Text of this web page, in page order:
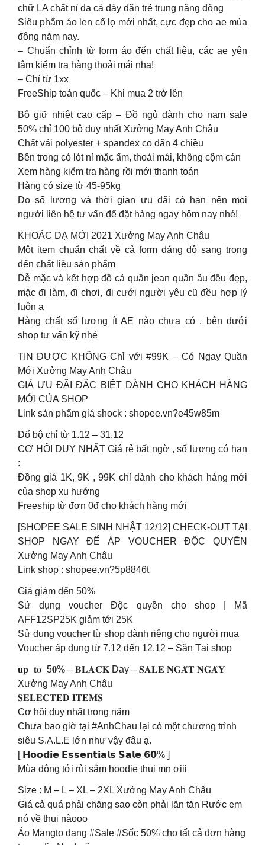
chữ LA chất nỉ da cá dày dặn trẻ trung năng động
Siêu phẩm áo len cổ lọ mới nhất, cực đẹp cho ae mùa
đông năm nay.
– Chuẩn chỉnh từ form áo đến chất liệu, các ae yên
tâm kiểm tra hàng thoải mái nha!
– Chỉ từ 1xx
FreeShip toàn quốc – Khi mua 2 trở lên
Bộ giữ nhiệt cao cấp – Đồ ngủ dành cho nam sale
50% chỉ 100 bộ duy nhất Xưởng May Anh Châu
Chất vải polyester + spandex co dãn 4 chiều
Bên trong có lót nỉ mặc ấm, thoải mái, không cộm cán
Xem hàng kiểm tra hàng rồi mới thanh toán
Hàng có size từ 45-95kg
Do số lượng và thời gian ưu đãi có hạn nên mọi
người liên hệ tư vấn để đặt hàng ngay hôm nay nhé!
KHOÁC DẠ MỚI 2021 Xưởng May Anh Châu
Một item chuẩn chất về cả form dáng độ sang trọng
đến chất liệu sản phẩm
Dễ mặc và kết hợp đồ cả quần jean quần âu đều đẹp,
mặc đi làm, đi chơi, đi cưới người yêu cũ đều hợp lý
luôn ạ
Hàng chất số lượng ít AE nào chưa có . bên dưới
shop tư vấn kỹ nhé
TIN ĐƯỢC KHÔNG Chỉ với #99K – Có Ngay Quần
Mới Xưởng May Anh Châu
GIÁ ƯU ĐÃI ĐẶC BIỆT DÀNH CHO KHÁCH HÀNG
MỚI CỦA SHOP
Link sản phẩm giá shock : shopee.vn?e45w85m
Đổ bộ chỉ từ 1.12 – 31.12
CƠ HỘI DUY NHẤT Giá rẻ bất ngờ , số lượng có hạn
:
Đồng giá 1K, 9K , 99K chỉ dành cho khách hàng mới
của shop xu hướng
Freeship từ đơn 0đ cho khách hàng mới
[SHOPEE SALE SINH NHẬT 12/12] CHECK-OUT TẠI
SHOP NGAY ĐỂ ÁP VOUCHER ĐỘC QUYỀN
Xưởng May Anh Châu
Link shop : shopee.vn?5p8846t
Giá giảm đến 50%
Sử dụng voucher Độc quyền cho shop | Mã
AFF12SP25K giảm tới 25K
Sử dụng voucher từ shop dành riêng cho người mua
Voucher áp dụng từ 7.12 đến 12.12 – Săn Tại shop
𝐮𝐩_𝐭𝐨_5𝟎% – 𝐁𝐋𝐀𝐂𝐊 Day – 𝐒𝐀𝐋𝐄 𝐍𝐆𝐀̂́𝐓 𝐍𝐆𝐀̂𝐘
Xưởng May Anh Châu
𝐒𝐄𝐋𝐄𝐂𝐓𝐄𝐃 𝐈𝐓𝐄𝐌𝐒
Cơ hội duy nhất trong năm
Chưa bao giờ tại #AnhChau lại có một chương trình
siêu S.A.L.E lớn như vậy đâu ạ.
[ 𝗛𝗼𝗼𝗱𝗶𝗲 𝗘𝘀𝘀𝗲𝗻𝘁𝗶𝗮𝗹𝘀 𝗦𝗮𝗹𝗲 𝟲𝟬% ]
Mùa đông tới rùi sắm hoodie thui mn ơiii
Size : M – L – XL – 2XL Xưởng May Anh Châu
Giá cả quá phải chăng sao còn phải lăn tăn Rước em
nó về thui nàooo
Áo Mangto đang #Sale #Sốc 50% cho tất cả đơn hàng